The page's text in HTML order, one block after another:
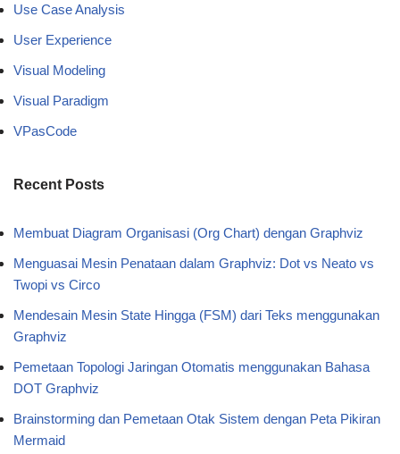
Use Case Analysis
User Experience
Visual Modeling
Visual Paradigm
VPasCode
Recent Posts
Membuat Diagram Organisasi (Org Chart) dengan Graphviz
Menguasai Mesin Penataan dalam Graphviz: Dot vs Neato vs
Twopi vs Circo
Mendesain Mesin State Hingga (FSM) dari Teks menggunakan
Graphviz
Pemetaan Topologi Jaringan Otomatis menggunakan Bahasa
DOT Graphviz
Brainstorming dan Pemetaan Otak Sistem dengan Peta Pikiran
Mermaid